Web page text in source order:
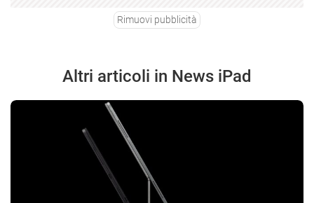
Rimuovi pubblicità
Altri articoli in News iPad